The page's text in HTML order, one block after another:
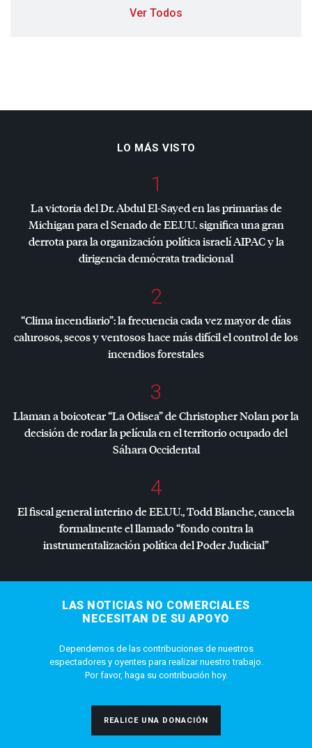
Ver Todos
LO MÁS VISTO
1
La victoria del Dr. Abdul El-Sayed en las primarias de
Michigan para el Senado de EE.UU. significa una gran
derrota para la organización política israelíAIPACy la
dirigencia demócrata tradicional
2
“Clima incendiario”: la frecuencia cada vez mayor de días
calurosos, secos y ventosos hace más difícil el control de los
incendios forestales
3
Llaman a boicotear “La Odisea” de Christopher Nolan por la
decisión de rodar la película en el territorio ocupado del
Sáhara Occidental
4
El fiscal general interino de EE.UU., Todd Blanche, cancela
formalmente el llamado “fondo contra la
instrumentalización política del Poder Judicial”
LAS NOTICIAS NO COMERCIALES
NECESITAN DE SU APOYO
Dependemos de las contribuciones de nuestros
espectadores y oyentes para realizar nuestro trabajo.
Por favor, haga su contribución hoy.
REALICE UNA DONACIÓN